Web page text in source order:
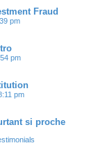
Fraud
pm
pm
pm
si proche